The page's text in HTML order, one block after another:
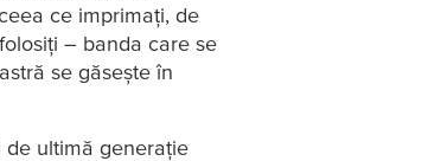
ce imprimați, de
– banda care se
se găsește în
de ultimă generație